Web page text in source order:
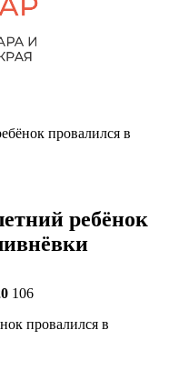
провалился в
ребёнок
106